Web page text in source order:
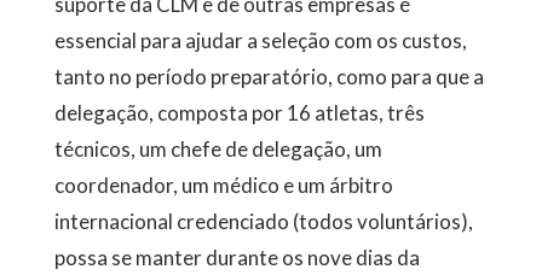
essencial para ajudar a seleção com os custos,
tanto no período preparatório, como para que a
delegação, composta por 16 atletas, três
técnicos, um chefe de delegação, um
coordenador, um médico e um árbitro
internacional credenciado (todos voluntários),
possa se manter durante os nove dias da